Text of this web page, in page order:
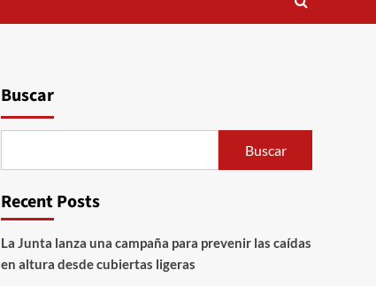
Buscar
Buscar
Recent Posts
La Junta lanza una campaña para prevenir las caídas
en altura desde cubiertas ligeras